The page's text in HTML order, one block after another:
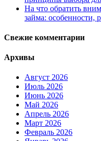
На что обратить
займа: особенности,
Свежие комментарии
Архивы
Август 2026
Июль 2026
Июнь 2026
Май 2026
Апрель 2026
Март 2026
Февраль 2026